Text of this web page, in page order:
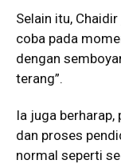
Selain itu,
coba pada
dengan
terang”.
Ia juga
dan proses
normal seperti